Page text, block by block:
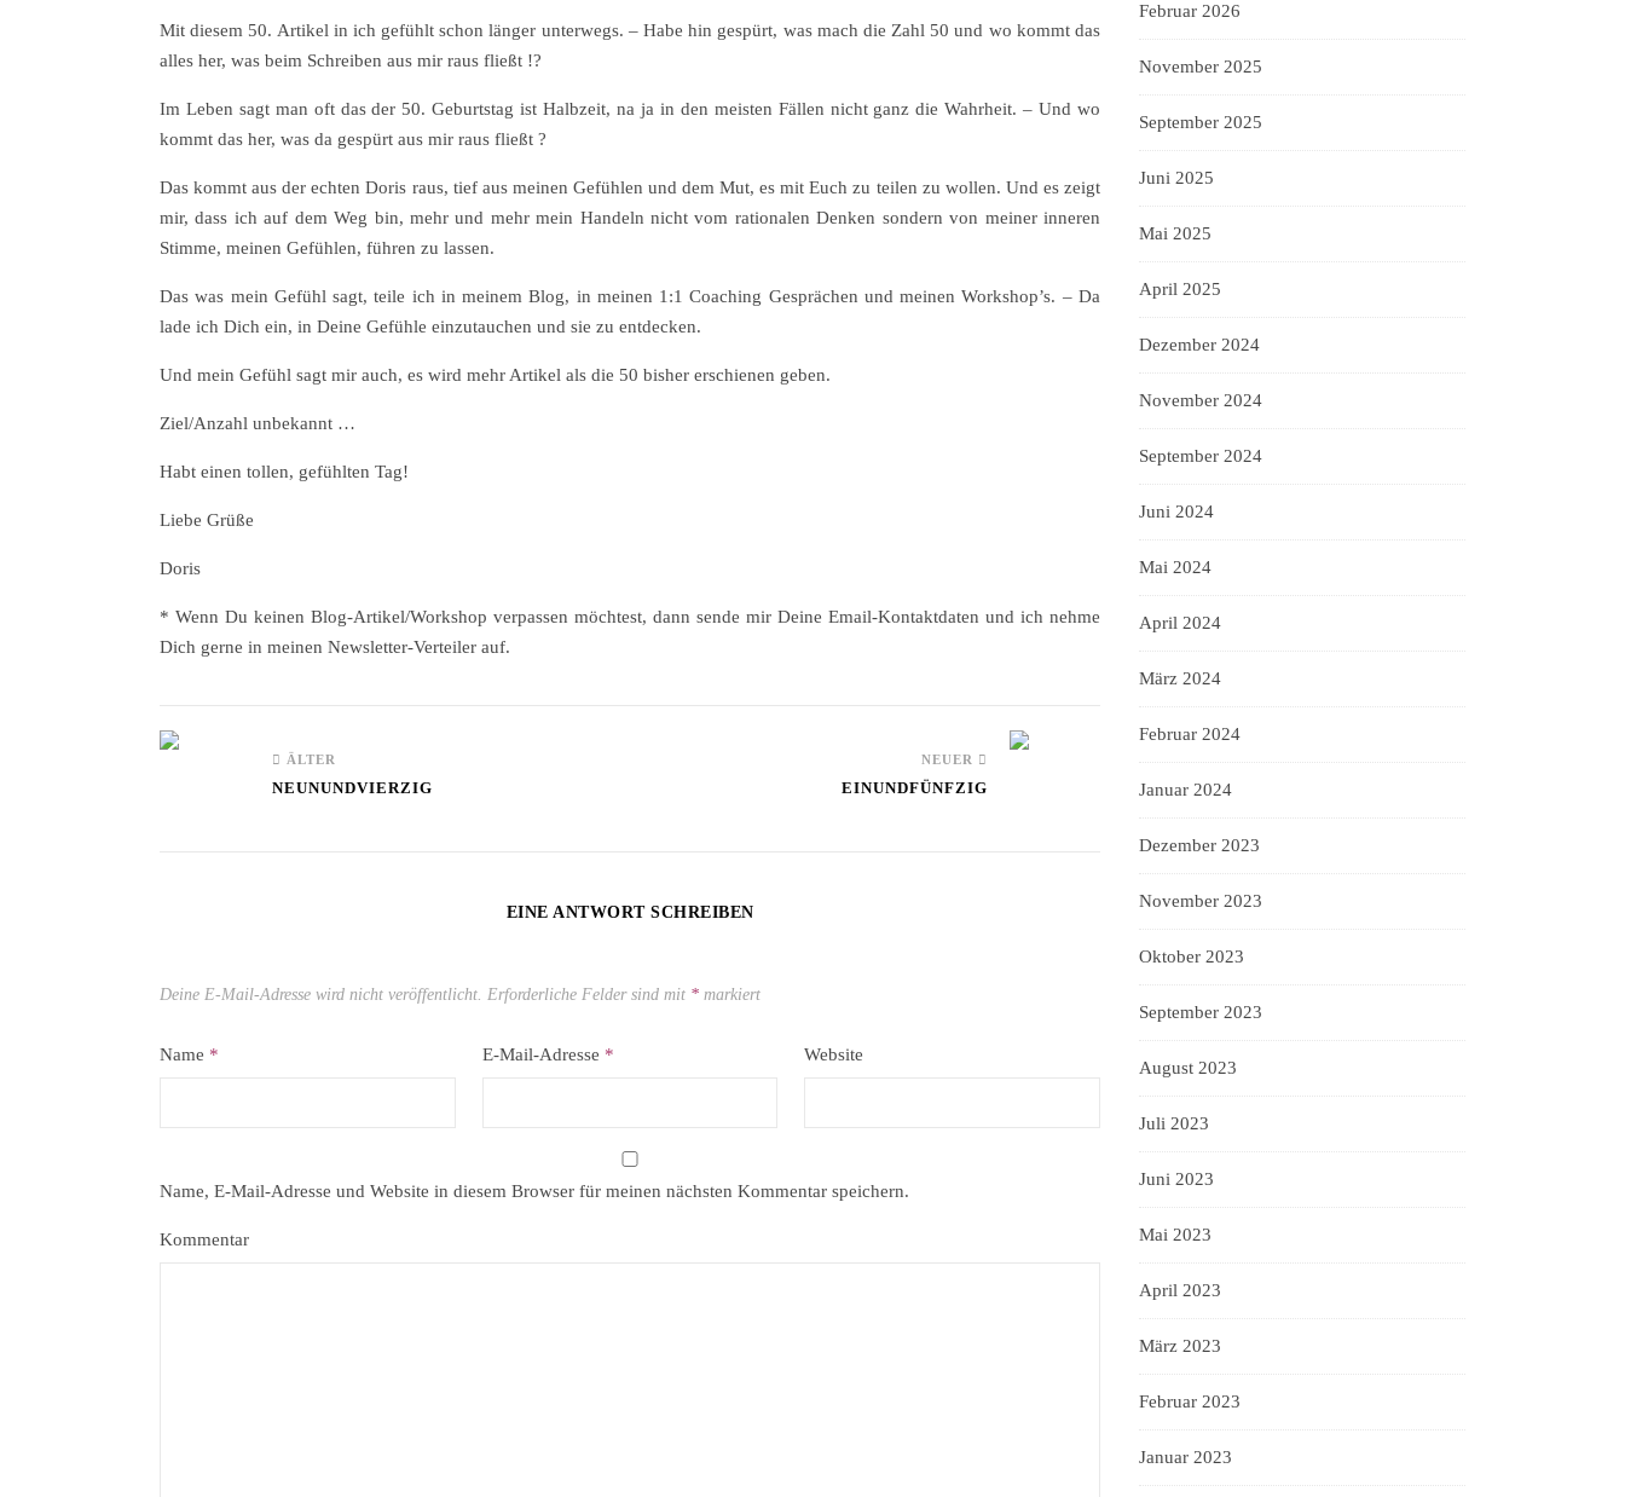
Mit diesem 50. Artikel in ich gefühlt schon länger unterwegs. – Habe hin gespürt, was mach die Zahl 50 und wo kommt das
alles her, was beim Schreiben aus mir raus fließt !?
Im Leben sagt man oft das der 50. Geburtstag ist Halbzeit, na ja in den meisten Fällen nicht ganz die Wahrheit. – Und wo
kommt das her, was da gespürt aus mir raus fließt ?
Das kommt aus der echten Doris raus, tief aus meinen Gefühlen und dem Mut, es mit Euch zu teilen zu wollen. Und es zeigt
mir, dass ich auf dem Weg bin, mehr und mehr mein Handeln nicht vom rationalen Denken sondern von meiner inneren
Stimme, meinen Gefühlen, führen zu lassen.
Das was mein Gefühl sagt, teile ich in meinem Blog, in meinen 1:1 Coaching Gesprächen und meinen Workshop’s. – Da
lade ich Dich ein, in Deine Gefühle einzutauchen und sie zu entdecken.
Und mein Gefühl sagt mir auch, es wird mehr Artikel als die 50 bisher erschienen geben.
Ziel/Anzahl unbekannt …
Habt einen tollen, gefühlten Tag!
Liebe Grüße
Doris
* Wenn Du keinen Blog-Artikel/Workshop verpassen möchtest, dann sende mir Deine Email-Kontaktdaten und ich nehme
Dich gerne in meinen Newsletter-Verteiler auf.
ÄLTER
NEUNUNDVIERZIG
NEUER
EINUNDFÜNFZIG
EINE ANTWORT SCHREIBEN
Deine E-Mail-Adresse wird nicht veröffentlicht. Erforderliche Felder sind mit * markiert
Name * E-Mail-Adresse * Website
Name, E-Mail-Adresse und Website in diesem Browser für meinen nächsten Kommentar speichern.
Kommentar
Februar 2026
November 2025
September 2025
Juni 2025
Mai 2025
April 2025
Dezember 2024
November 2024
September 2024
Juni 2024
Mai 2024
April 2024
März 2024
Februar 2024
Januar 2024
Dezember 2023
November 2023
Oktober 2023
September 2023
August 2023
Juli 2023
Juni 2023
Mai 2023
April 2023
März 2023
Februar 2023
Januar 2023